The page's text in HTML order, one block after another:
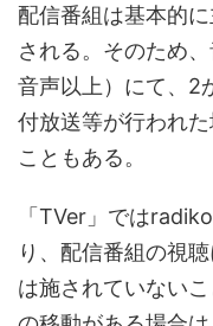
配信番組は基本的
される。そのため
音声以上）にて、2
付放送等が行われ
こともある。
「TVer」では
り、配信番組の視
は施されていない